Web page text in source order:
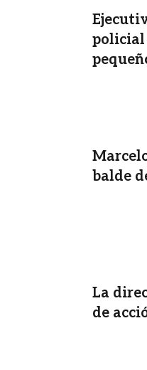
policial
balde
La
de